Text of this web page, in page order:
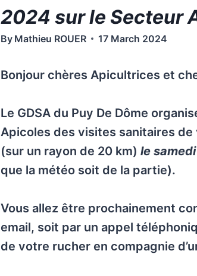
2024 sur le Secteur
By Mathieu ROUER 17 March 2024
Bonjour chères Apicultrices et
Le GDSA du Puy De Dôme
Apicoles des visites sanitaires de
(sur un rayon de 20 km) le
que la météo soit de la partie).
Vous allez être prochainement
email, soit par un appel
de votre rucher en compagnie